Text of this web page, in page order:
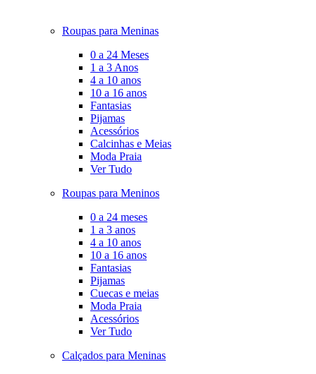
Roupas para Meninas
0 a 24 Meses
1 a 3 Anos
4 a 10 anos
10 a 16 anos
Fantasias
Pijamas
Acessórios
Calcinhas e Meias
Moda Praia
Ver Tudo
Roupas para Meninos
0 a 24 meses
1 a 3 anos
4 a 10 anos
10 a 16 anos
Fantasias
Pijamas
Cuecas e meias
Moda Praia
Acessórios
Ver Tudo
Calçados para Meninas